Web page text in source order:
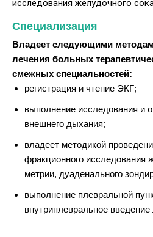
исследования желудочного
Специализация
Владеет следующими
лечения больных
смежных специальностей:
регистрация и чтение ЭКГ;
выполнение исследования и
внешнего дыхания;
владеет методикой
фракционного исследования
метрии, дуаденального
выполнение плевральной
внутриплевральное введение